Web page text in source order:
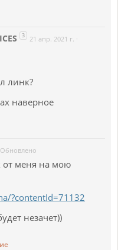
3 21 апр. 2021 г. ·
линк?
наверное
Обновлено
меня на мою
?contentId=71132
незачет))